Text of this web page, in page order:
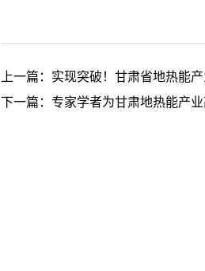
上一篇： 实现突破！甘肃省地热能
下一篇： 专家学者为甘肃地热能产